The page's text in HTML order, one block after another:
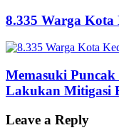
8.335 Warga
Memasuki
Lakukan Mitigasi
Leave a Reply